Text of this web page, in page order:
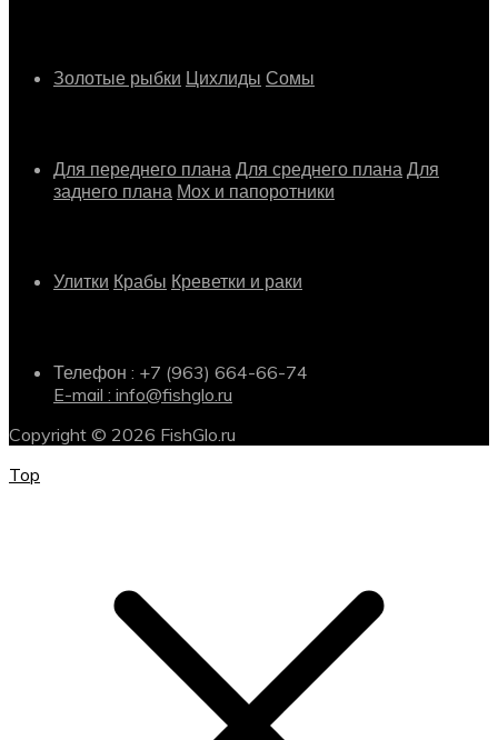
Золотые рыбки Цихлиды Сомы
Для переднего плана Для среднего плана Для
заднего плана Мох и папоротники
Улитки Крабы Креветки и раки
Телефон : +7 (963) 664-66-74
E-mail : info@fishglo.ru
Copyright © 2026 FishGlo.ru
Top